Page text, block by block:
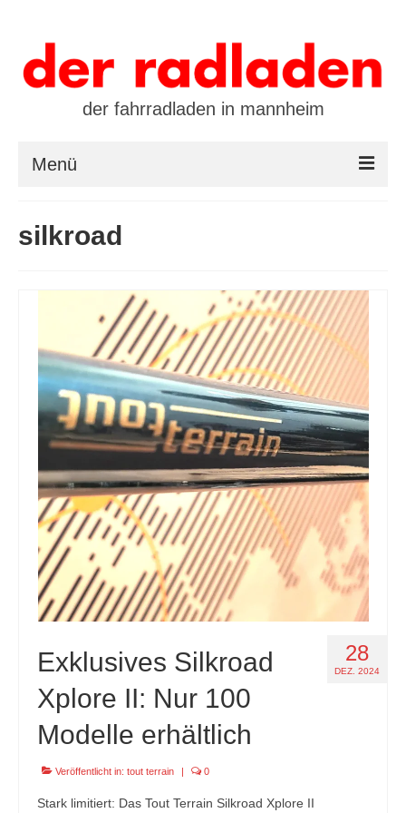
der fahrradladen in mannheim
Menü
öffnungszeiten / kontakt
leasing / finanzierung
preistool
kalender
specials
tout terrain pamir / appia / belair / divide
urban arrow familynext pro / 2026 / 100nm
impressum
silkroad
28
DEZ. 2024
Exklusives Silkroad
Xplore II: Nur 100
Modelle erhältlich
Veröffentlicht in: tout terrain | 0
Stark limitiert: Das Tout Terrain Silkroad Xplore II